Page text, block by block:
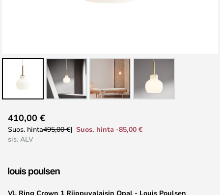
to
the
the
VL Ring Crown 1 Riippuvalaisin Opal - Louis Poulsen
410,00 €
Suos. hinta495,00 €
Suos. hinta -85,00 €
sis. ALV